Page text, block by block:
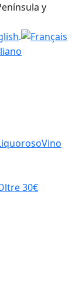
y
Vino
30€